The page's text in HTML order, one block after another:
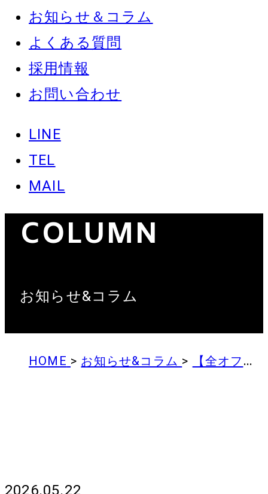
お知らせ＆コラム
よくある質問
採用情報
お問い合わせ
LINE
TEL
MAIL
NEWS &
COLUMN
お知らせ&コラム
HOME > お知らせ&コラム > 【全オフィス】電話障害のお知らせ ※５月25日追記 復旧のお知らせ
2026.05.22